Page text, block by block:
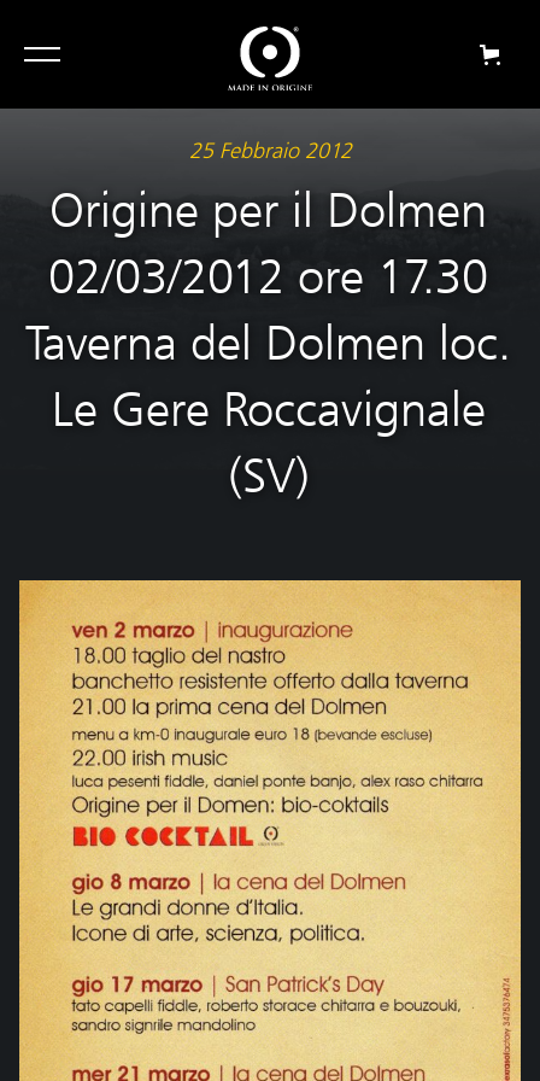
25 Febbraio 2012
Origine per il Dolmen
02/03/2012 ore 17.30
Taverna del Dolmen loc.
Le Gere Roccavignale
(SV)